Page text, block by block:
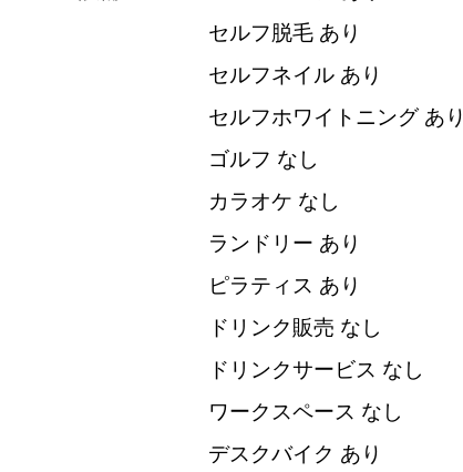
セルフ脱毛 あり
セルフネイル あり
セルフホワイトニング あり
ゴルフ なし
カラオケ なし
ランドリー あり
ピラティス あり
ドリンク販売 なし
ドリンクサービス なし
ワークスペース なし
デスクバイク あり